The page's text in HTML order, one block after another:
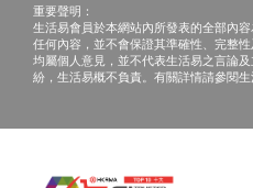
重要聲明：
生活易會員於本網站內所發表的全部內
任何內容，並不會保證其準確性、完整
均屬個人意見，並不代表生活易之言論
紛，生活易概不負責。有關詳情請參閱生